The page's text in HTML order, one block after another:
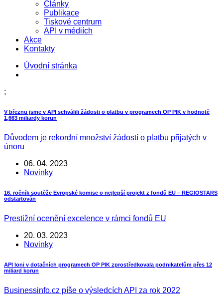
Články
Publikace
Tiskové centrum
API v médiích
Akce
Kontakty
Úvodní stránka
;
V březnu jsme v API schválili žádosti o platbu v programech OP PIK v hodnotě
1,663 miliardy korun
Důvodem je rekordní množství žádostí o platbu přijatých v
únoru
06. 04. 2023
Novinky
16. ročník soutěže Evropské komise o nejlepší projekt z fondů EU – REGIOSTARS
odstartován
Prestižní ocenění excelence v rámci fondů EU
20. 03. 2023
Novinky
API loni v dotačních programech OP PIK zprostředkovala podnikatelům přes 12
miliard korun
Businessinfo.cz píše o výsledcích API za rok 2022